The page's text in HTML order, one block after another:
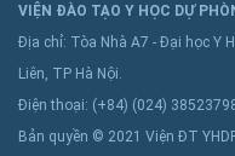
VIỆN ĐÀO TẠO Y HỌC DỰ
Địa chỉ: Tòa Nhà A7 - Đại học Y
Liên, TP Hà Nội.
Điện thoại: (+84) (024)
Bản quyền © 2021 Viện ĐT